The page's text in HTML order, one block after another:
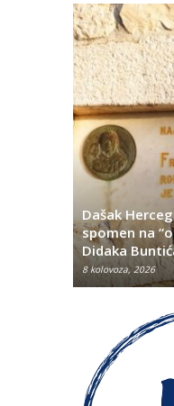
Dašak
spomen na
Didaka
8 kolovoza, 2026